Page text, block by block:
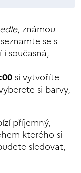
, známou
se s
současná,
si vytvoříte
si barvy,
příjemný,
kterého si
sledovat,